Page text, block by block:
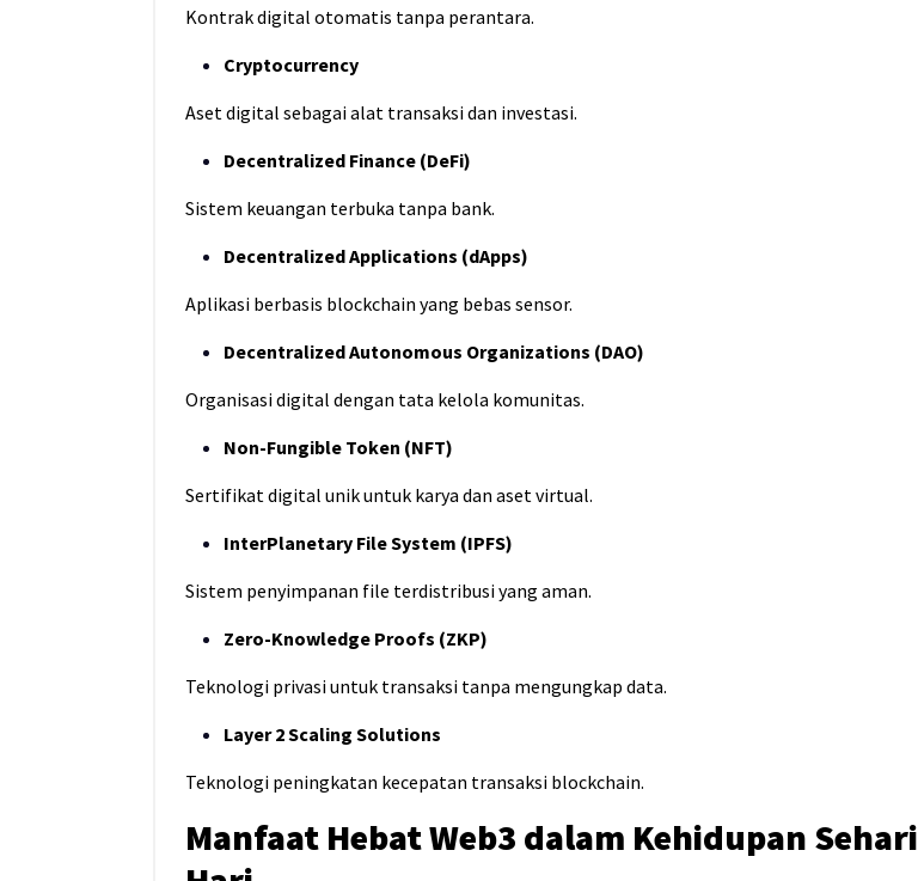
Kontrak digital otomatis tanpa perantara.
Cryptocurrency
Aset digital sebagai alat transaksi dan investasi.
Decentralized Finance (DeFi)
Sistem keuangan terbuka tanpa bank.
Decentralized Applications (dApps)
Aplikasi berbasis blockchain yang bebas sensor.
Decentralized Autonomous Organizations (DAO)
Organisasi digital dengan tata kelola komunitas.
Non-Fungible Token (NFT)
Sertifikat digital unik untuk karya dan aset virtual.
InterPlanetary File System (IPFS)
Sistem penyimpanan file terdistribusi yang aman.
Zero-Knowledge Proofs (ZKP)
Teknologi privasi untuk transaksi tanpa mengungkap data.
Layer 2 Scaling Solutions
Teknologi peningkatan kecepatan transaksi blockchain.
Manfaat Hebat Web3 dalam Kehidupan Sehari